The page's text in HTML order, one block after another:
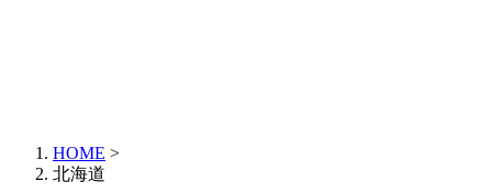
HOME >
北海道